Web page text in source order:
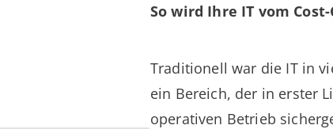
So wird Ihre IT vom
Traditionell war die IT in
ein Bereich, der in erster
operativen Betrieb